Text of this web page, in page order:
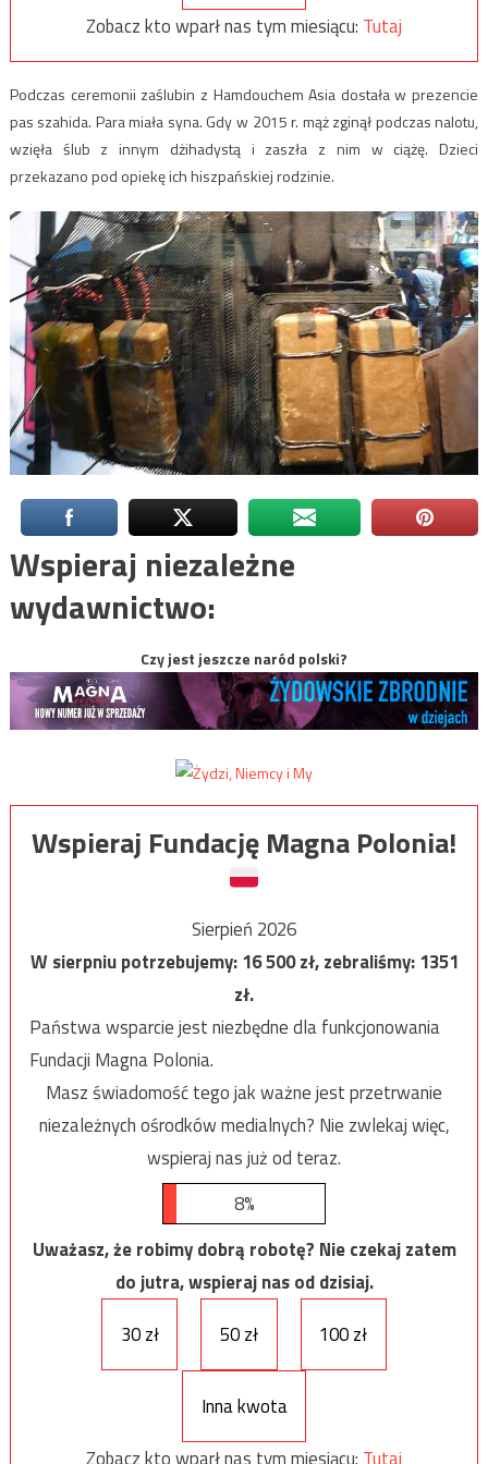
Zobacz kto wparł nas tym miesiącu: Tutaj
Podczas ceremonii zaślubin z Hamdouchem Asia dostała w prezencie
pas szahida. Para miała syna. Gdy w 2015 r. mąż zginął podczas nalotu,
wzięła ślub z innym dżihadystą i zaszła z nim w ciążę. Dzieci
przekazano pod opiekę ich hiszpańskiej rodzinie.
Wspieraj niezależne
wydawnictwo:
Czy jest jeszcze naród polski?
Wspieraj Fundację Magna Polonia!
Sierpień 2026
W sierpniu potrzebujemy:16 500zł, zebraliśmy:1351
zł.
Państwa wsparcie jest niezbędne dla funkcjonowania
Fundacji Magna Polonia.
Masz świadomość tego jak ważne jest przetrwanie
niezależnych ośrodków medialnych? Nie zwlekaj więc,
wspieraj nas już od teraz.
8%
Uważasz, że robimy dobrą robotę? Nie czekaj zatem
do jutra, wspieraj nas od dzisiaj.
30 zł
50 zł 100 zł
Inna kwota
Zobacz kto wparł nas tym miesiącu: Tutaj